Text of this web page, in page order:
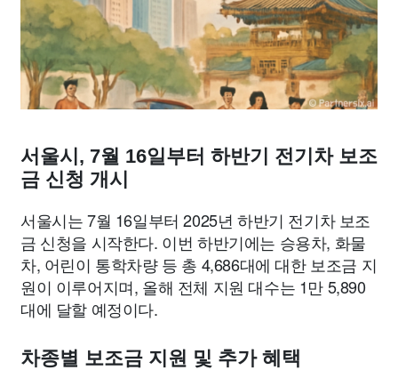
서울시, 7월 16일부터 하반기 전기차 보조
금 신청 개시
서울시는 7월 16일부터 2025년 하반기 전기차 보조
금 신청을 시작한다. 이번 하반기에는 승용차, 화물
차, 어린이 통학차량 등 총 4,686대에 대한 보조금 지
원이 이루어지며, 올해 전체 지원 대수는 1만 5,890
대에 달할 예정이다.
차종별 보조금 지원 및 추가 혜택